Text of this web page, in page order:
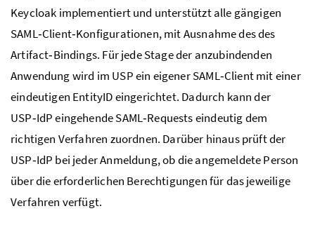
Keycloak implementiert und unterstützt alle gängigen
SAML‑Client‑Konfigurationen, mit Ausnahme des des
Artifact‑Bindings. Für jede Stage der anzubindenden
Anwendung wird im USP ein eigener SAML‑Client mit einer
eindeutigen EntityID eingerichtet. Dadurch kann der
USP‑IdP eingehende SAML‑Requests eindeutig dem
richtigen Verfahren zuordnen. Darüber hinaus prüft der
USP‑IdP bei jeder Anmeldung, ob die angemeldete Person
über die erforderlichen Berechtigungen für das jeweilige
Verfahren verfügt.